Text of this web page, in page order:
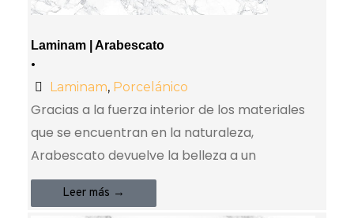
Laminam | Arabescato
•
Laminam, Porcelánico
Gracias a la fuerza interior de los materiales
que se encuentran en la naturaleza,
Arabescato devuelve la belleza a un
Leer más →